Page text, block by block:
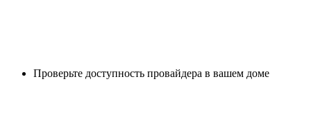
Проверьте доступность провайдера в вашем доме